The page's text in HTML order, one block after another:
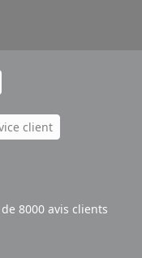
client
8000 avis clients